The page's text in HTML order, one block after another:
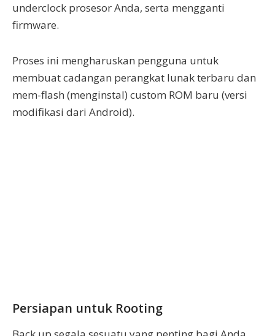
underclock prosesor Anda, serta mengganti
firmware.
Proses ini mengharuskan pengguna untuk
membuat cadangan perangkat lunak terbaru dan
mem-flash (menginstal) custom ROM baru (versi
modifikasi dari Android).
Persiapan untuk Rooting